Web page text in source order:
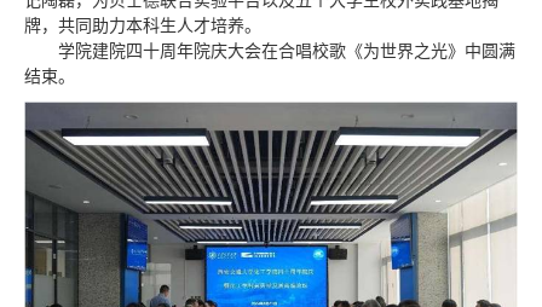
牌，共同助力本科生人才培养。
学院建院四十周年院庆大会在合唱校歌《为世界之光》中圆满
结束。